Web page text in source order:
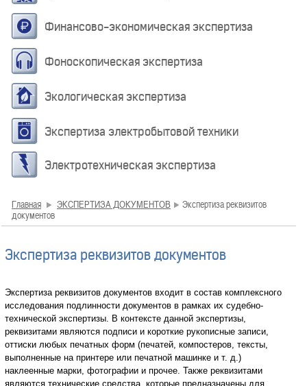
Финансово-экономическая экспертиза
Фоноскопическая экспертиза
Экологическая экспертиза
Экспертиза электробытовой техники
Электротехническая экспертиза
Главная ЭКСПЕРТИЗА ДОКУМЕНТОВ
Экспертиза реквизитов
документов
Экспертиза реквизитов документов
Экспертиза реквизитов документов входит в состав комплексного
исследования подлинности документов в рамках их судебно-
технической экспертизы. В контексте данной экспертизы,
реквизитами являются подписи и короткие рукописные записи,
оттиски любых печатных форм (печатей, компостеров, тексты,
выполненные на принтере или печатной машинке и т. д.)
наклеенные марки, фотографии и прочее. Также реквизитами
являются технические средства, которые предназначены для